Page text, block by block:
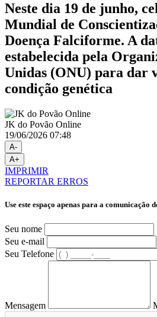
Neste dia 19 de junho,
Mundial de
Doença Falciforme. A
estabelecida pela
Unidas (ONU) para dar
condição genética
JK do Povão Online
19/06/2026 07:48
A-
A+
IMPRIMIR
REPORTAR ERROS
Use este espaço apenas para a comunicação
Seu nome
Seu e-mail
Seu Telefone
Mensagem